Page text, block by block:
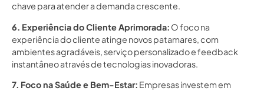
chave para atender a demanda crescente.
6. Experiência do Cliente Aprimorada: O foco na
experiência do cliente atinge novos patamares, com
ambientes agradáveis, serviço personalizado e feedback
instantâneo através de tecnologias inovadoras.
7. Foco na Saúde e Bem-Estar: Empresas investem em